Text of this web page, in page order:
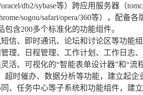
oracel/db2/sybase等）跨应用服务器（
sogou/safari/opera/360等），配
包含200多个标准化的功能组件。
信、即时通讯、论坛和讨论区等功能
理、日程管理、工作计划、工作日志
活、可视化的“智能表单设计器”和“
超时催办、数据分析等功能，建立起企
、任务中心等子系统和功能组件，建